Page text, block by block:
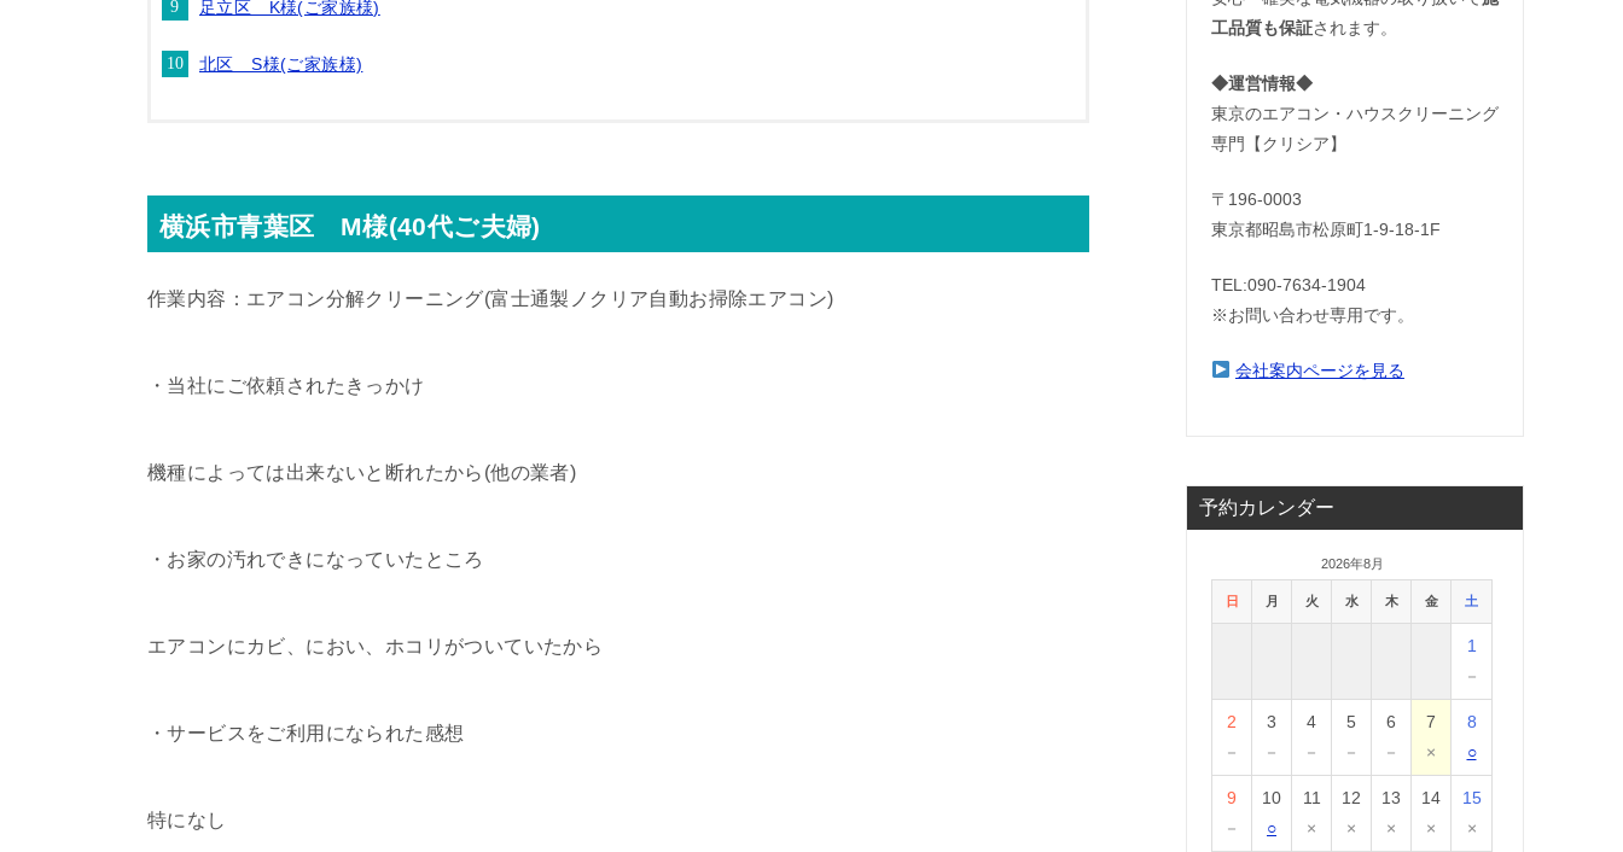
足立区 K様(ご家族様)
北区 S様(ご家族様)
横浜市青葉区 M様(40代ご夫婦)
作業内容：エアコン分解クリーニング(富士通製ノクリア自動お掃除エアコン)
・当社にご依頼されたきっかけ
機種によっては出来ないと断れたから(他の業者)
・お家の汚れできになっていたところ
エアコンにカビ、におい、ホコリがついていたから
・サービスをご利用になられた感想
特になし
工品質も保証されます。
◆運営情報◆
東京のエアコン・ハウスクリーニング
専門【クリシア】
〒196-0003
東京都昭島市松原町1-9‐18‐1F
TEL:090-7634-1904
※お問い合わせ専用です。
会社案内ページを見る
予約カレンダー
2026年8月
日 月 火 水 木 金 土
1
－
2
－
3
－
4
－
5
－
6
－
7
×
8
○
9
－
10
○
11
×
12
×
13
×
14
×
15
×